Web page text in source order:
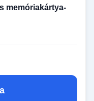
memóriakártya-